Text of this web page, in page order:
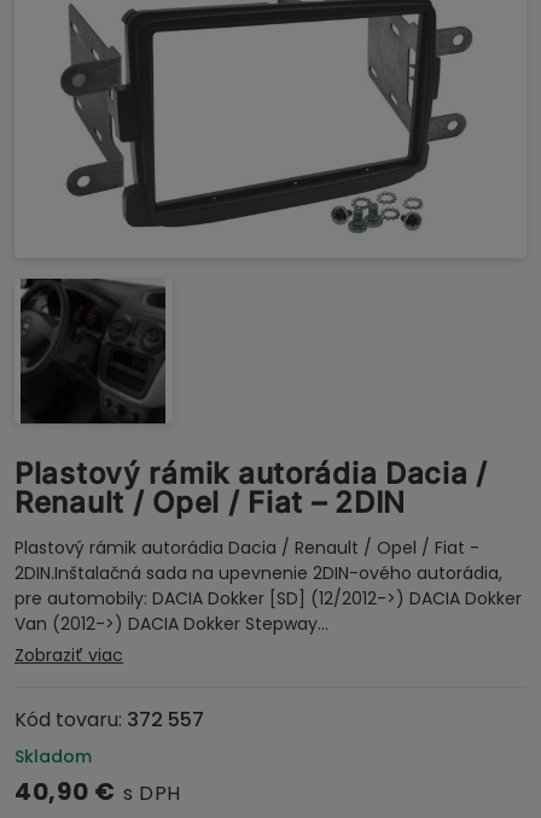
Plastový rámik autorádia Dacia /
Renault / Opel / Fiat – 2DIN
Plastový rámik autorádia Dacia / Renault / Opel / Fiat -
2DIN.Inštalačná sada na upevnenie 2DIN-ového autorádia,
pre automobily: DACIA Dokker [SD] (12/2012->) DACIA Dokker
Van (2012->) DACIA Dokker Stepway…
Zobraziť viac
Kód tovaru: 372 557
Skladom
40,90 € s DPH